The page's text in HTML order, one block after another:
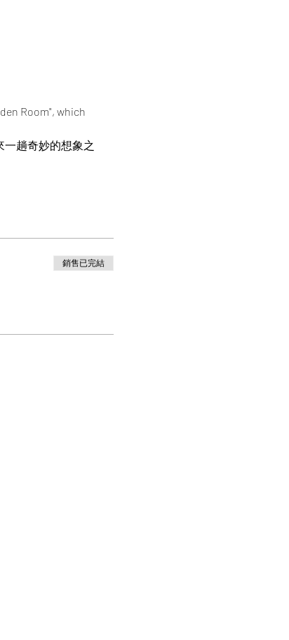
Room", which
趟奇妙的想象之
銷售已完結